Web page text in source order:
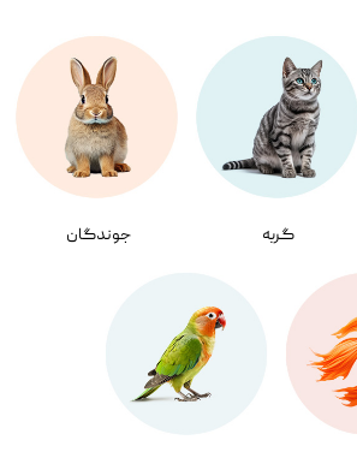
گربه جوندگان